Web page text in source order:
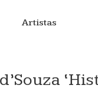
Artistas